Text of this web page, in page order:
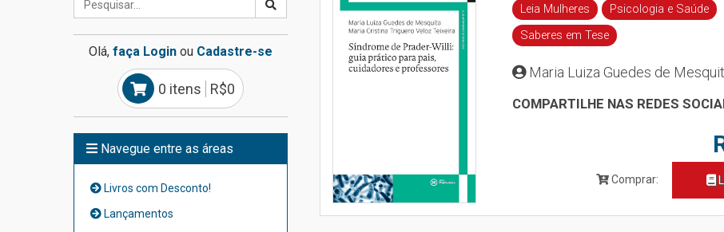
Olá, faça Loginou Cadastre-se
0 itens R$0
Navegue entre as áreas
Livros com Desconto!
Lançamentos
Leia Mulheres
Psicologia e Saúde
Saberes em Tese
Maria Luiza Guedes de
COMPARTILHE NAS REDES
Comprar: